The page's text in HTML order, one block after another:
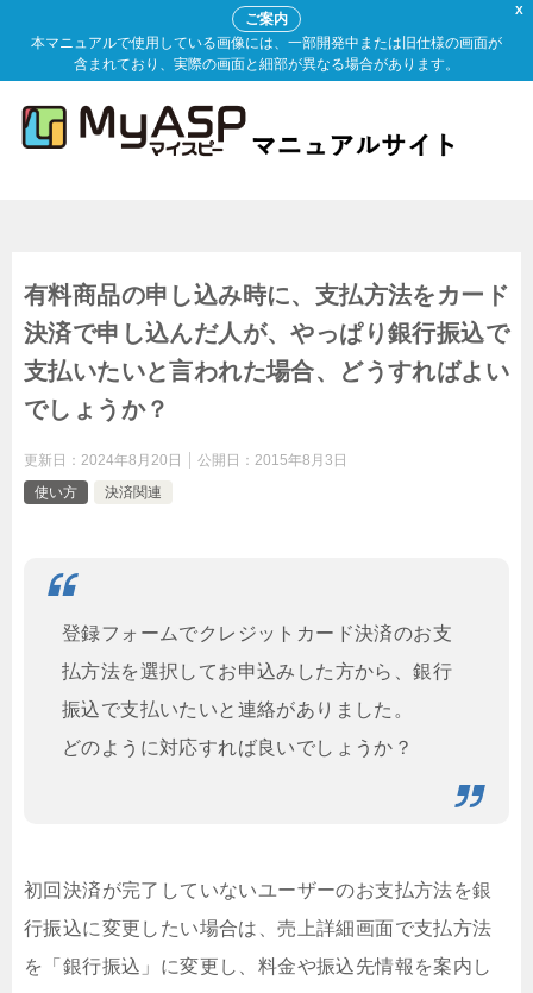
X
ご案内
本マニュアルで使用している画像には、一部開発中または旧仕様の画面が
含まれており、実際の画面と細部が異なる場合があります。
有料商品の申し込み時に、支払方法をカード
決済で申し込んだ人が、やっぱり銀行振込で
支払いたいと言われた場合、どうすればよい
でしょうか？
更新日： 2024年8月20日 公開日： 2015年8月3日
使い方
決済関連
登録フォームでクレジットカード決済のお支
払方法を選択してお申込みした方から、銀行
振込で支払いたいと連絡がありました。
どのように対応すれば良いでしょうか？
初回決済が完了していないユーザーのお支払方法を銀
行振込に変更したい場合は、売上詳細画面で支払方法
を「銀行振込」に変更し、料金や振込先情報を案内し